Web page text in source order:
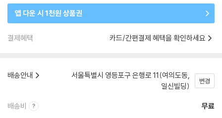
앱 다운 시 1천원 상품권
결제혜택 카드/간편결제 혜택을 확인하세요
배송안내
서울특별시 영등포구 은행로 11(여의도동,
일신빌딩)
변경
배송비 무료